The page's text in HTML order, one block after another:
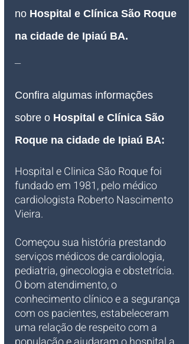
no Hospital e Clínica São Roque
na cidade de Ipiaú BA.
Confira algumas informações
sobre o Hospital e Clínica São
Roque na cidade de Ipiaú BA:
Hospital e Clinica São Roque foi
fundado em 1981, pelo médico
cardiologista Roberto Nascimento
Vieira.
Começou sua história prestando
serviços médicos de cardiologia,
pediatria, ginecologia e obstetrícia.
O bom atendimento, o
conhecimento clínico e a segurança
com os pacientes, estabeleceram
uma relação de respeito com a